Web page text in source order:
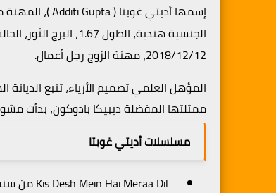
الجنسية هندية، الطول
2018/12/12، مهنة الزوج رجل أعمال.
المؤهل العلمي تصميم الأزياء، تتبع
ممثلتها المفضلة ديبيكا بادوكون، بدأت
مسلسلات أديتي غوبتا